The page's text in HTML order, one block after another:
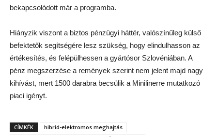
bekapcsolódott már a programba.
Hiányzik viszont a biztos pénzügyi háttér, valószínűleg külső
befektetők segítségére lesz szükség, hogy elindulhasson az
értékesítés, és felépülhessen a gyártósor Szlovéniában. A
pénz megszerzése a remények szerint nem jelent majd nagy
kihívást, mert 1500 darabra becsülik a Minilinerre mutatkozó
piaci igényt.
CÍMKÉK
hibrid-elektromos meghajtás